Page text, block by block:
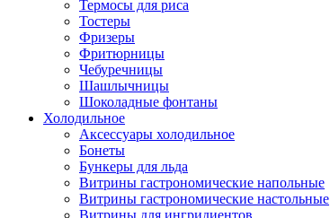
Термосы для риса
Тостеры
Фризеры
Фритюрницы
Чебуречницы
Шашлычницы
Шоколадные фонтаны
Холодильное
Аксессуары холодильное
Бонеты
Бункеры для льда
Витрины гастрономические напольные
Витрины гастрономические настольные
Витрины для ингридиентов